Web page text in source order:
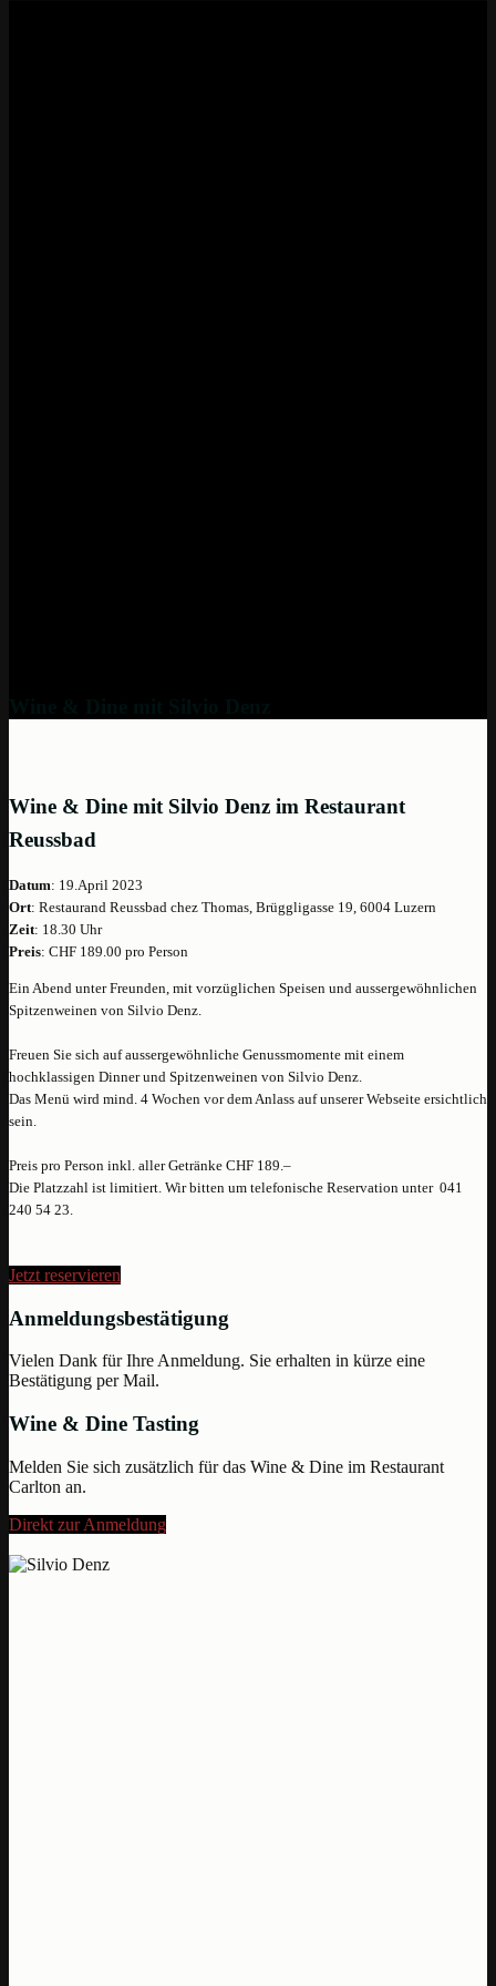
Wine & Dine mit Silvio Denz im Restaurant
Reussbad
Datum: 19.April 2023
Ort: Restaurand Reussbad chez Thomas, Brüggligasse 19, 6004 Luzern
Zeit: 18.30 Uhr
Preis: CHF 189.00 pro Person
Ein Abend unter Freunden, mit vorzüglichen Speisen und aussergewöhnlichen
Spitzenweinen von Silvio Denz.
Freuen Sie sich auf aussergewöhnliche Genussmomente mit einem
hochklassigen Dinner und Spitzenweinen von Silvio Denz.
Das Menü wird mind. 4 Wochen vor dem Anlass auf unserer Webseite ersichtlich
sein.
Preis pro Person inkl. aller Getränke CHF 189.–
Die Platzzahl ist limitiert. Wir bitten um telefonische Reservation unter 041
240 54 23.
Jetzt reservieren
Anmeldungsbestätigung
Vielen Dank für Ihre Anmeldung. Sie erhalten in kürze eine
Bestätigung per Mail.
Wine & Dine Tasting
Melden Sie sich zusätzlich für das Wine & Dine im Restaurant
Carlton an.
Direkt zur Anmeldung